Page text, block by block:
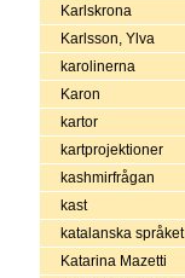
Karlskrona
Karlsson, Ylva
karolinerna
Karon
kartor
kartprojektioner
kashmirfrågan
kast
katalanska språket
Katarina Mazetti